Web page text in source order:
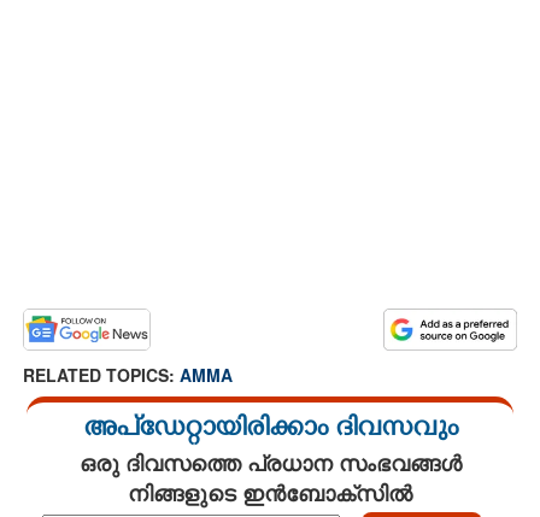
RELATED TOPICS: AMMA
അപ്ഡേറ്റായിരിക്കാം ദിവസവും
ഒരു ദിവസത്തെ പ്രധാന സംഭവങ്ങൾ
നിങ്ങളുടെ ഇൻബോക്സിൽ